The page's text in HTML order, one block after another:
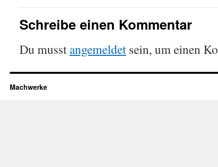
Schreibe einen Kommentar
Du musst angemeldet sein, um einen
Machwerke